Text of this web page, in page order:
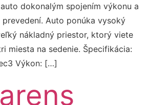
dokonalým spojením výkonu a
Auto ponúka vysoký
nákladný priestor, ktorý viete
miesta na sedenie. Špecifikácia:
Výkon: […]